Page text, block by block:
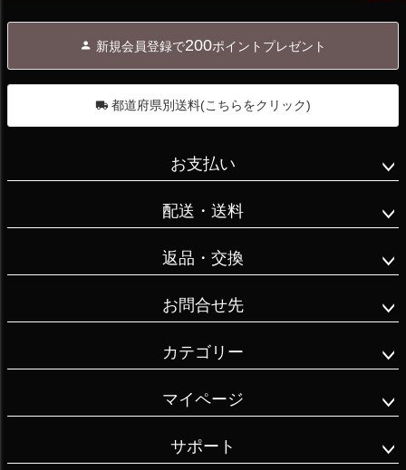
へ
新規会員登録で200ポイントプレゼント
都道府県別送料(こちらをクリック)
お支払い
配送・送料
返品・交換
お問合せ先
カテゴリー
マイページ
サポート